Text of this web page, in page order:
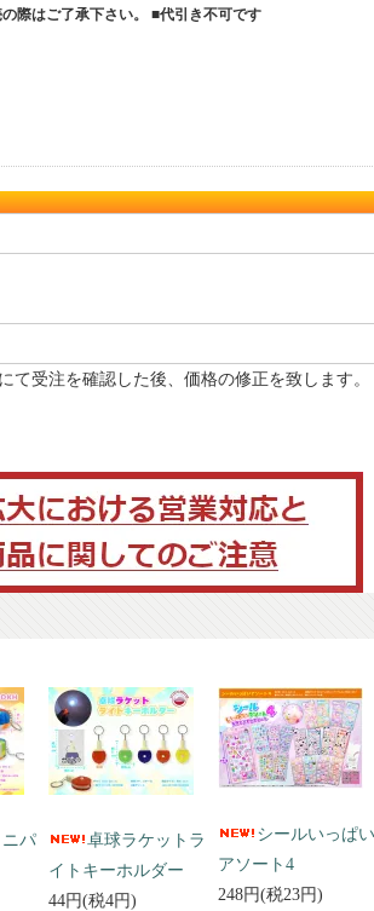
際はご了承下さい。 ■代引き不可です
受注を確認した後、価格の修正を致します。
パ
卓球ラケットラ
イトキーホルダー
44円(税4円)
シールいっぱい
アソート4
248円(税23円)